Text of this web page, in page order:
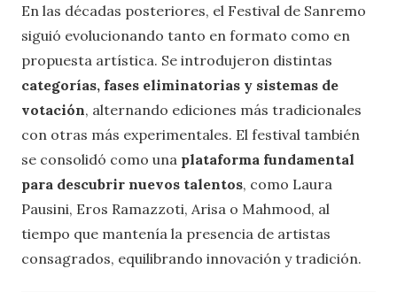
En las décadas posteriores, el Festival de Sanremo
siguió evolucionando tanto en formato como en
propuesta artística. Se introdujeron distintas
categorías, fases eliminatorias y sistemas de
votación, alternando ediciones más tradicionales
con otras más experimentales. El festival también
se consolidó como una plataforma fundamental
para descubrir nuevos talentos, como Laura
Pausini, Eros Ramazzoti, Arisa o Mahmood, al
tiempo que mantenía la presencia de artistas
consagrados, equilibrando innovación y tradición.